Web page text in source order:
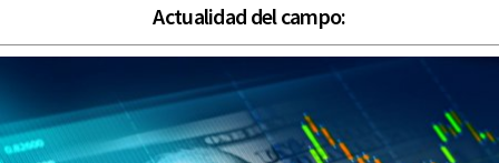
Actualidad del campo: